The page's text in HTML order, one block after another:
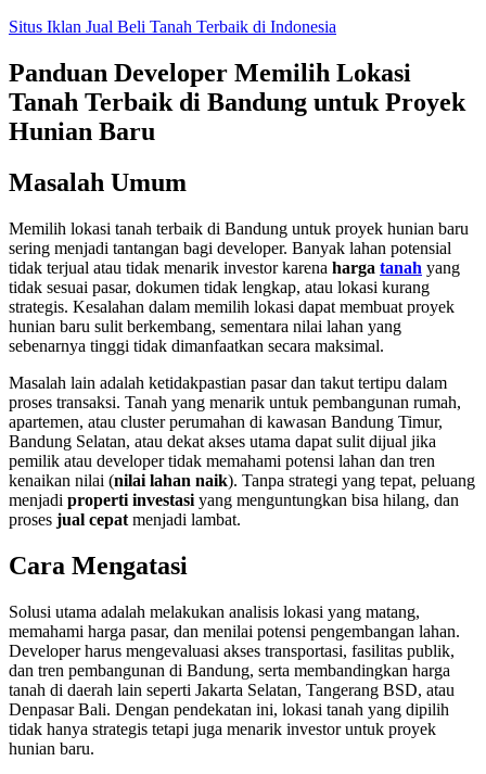
Skip
content
Situs Iklan Jual Beli Tanah Terbaik di Indonesia
Panduan Developer Memilih Lokasi
Tanah Terbaik di Bandung untuk Proyek
Hunian Baru
Masalah Umum
Memilih lokasi tanah terbaik di Bandung untuk proyek hunian baru
sering menjadi tantangan bagi developer. Banyak lahan potensial
tidak terjual atau tidak menarik investor karena harga tanah yang
tidak sesuai pasar, dokumen tidak lengkap, atau lokasi kurang
strategis. Kesalahan dalam memilih lokasi dapat membuat proyek
hunian baru sulit berkembang, sementara nilai lahan yang
sebenarnya tinggi tidak dimanfaatkan secara maksimal.
Masalah lain adalah ketidakpastian pasar dan takut tertipu dalam
proses transaksi. Tanah yang menarik untuk pembangunan rumah,
apartemen, atau cluster perumahan di kawasan Bandung Timur,
Bandung Selatan, atau dekat akses utama dapat sulit dijual jika
pemilik atau developer tidak memahami potensi lahan dan tren
kenaikan nilai (nilai lahan naik). Tanpa strategi yang tepat, peluang
menjadi properti investasi yang menguntungkan bisa hilang, dan
proses jual cepat menjadi lambat.
Cara Mengatasi
Solusi utama adalah melakukan analisis lokasi yang matang,
memahami harga pasar, dan menilai potensi pengembangan lahan.
Developer harus mengevaluasi akses transportasi, fasilitas publik,
dan tren pembangunan di Bandung, serta membandingkan harga
tanah di daerah lain seperti Jakarta Selatan, Tangerang BSD, atau
Denpasar Bali. Dengan pendekatan ini, lokasi tanah yang dipilih
tidak hanya strategis tetapi juga menarik investor untuk proyek
hunian baru.